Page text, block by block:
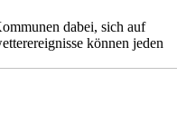
dabei, sich auf
können jeden